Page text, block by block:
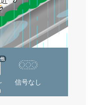
他
信号なし